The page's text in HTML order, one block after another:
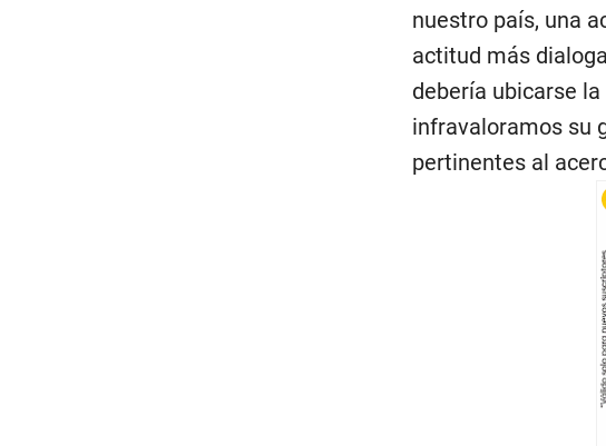
nuestro país, una
actitud más
debería ubicarse
infravaloramos su
pertinentes al